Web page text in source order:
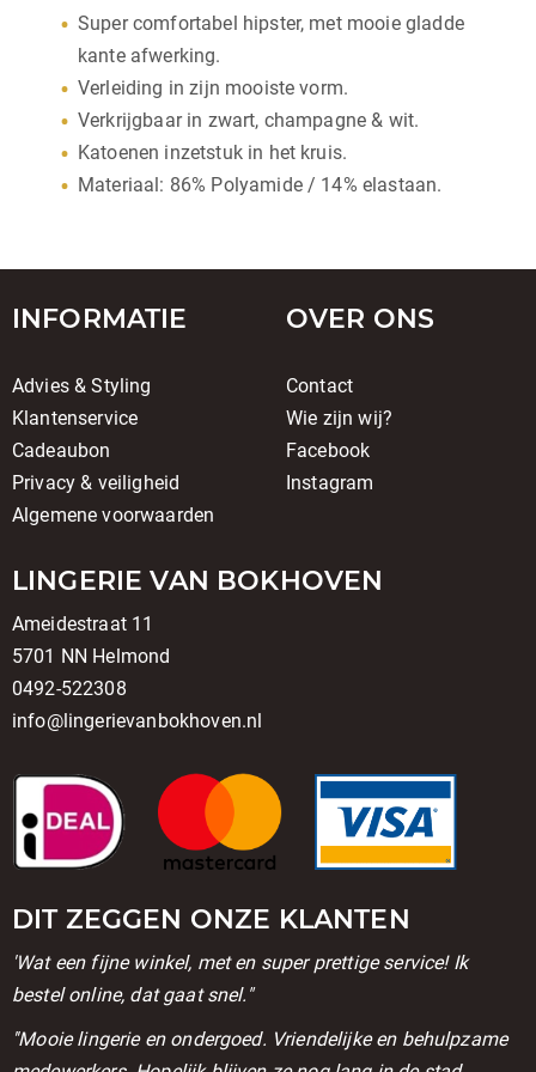
Super comfortabel hipster, met mooie gladde
kante afwerking.
Verleiding in zijn mooiste vorm.
Verkrijgbaar in zwart, champagne & wit.
Katoenen inzetstuk in het kruis.
Materiaal: 86% Polyamide / 14% elastaan.
INFORMATIE
Advies & Styling
Klantenservice
Cadeaubon
Privacy & veiligheid
Algemene voorwaarden
OVER ONS
Contact
Wie zijn wij?
Facebook
Instagram
LINGERIE VAN BOKHOVEN
Ameidestraat 11
5701 NN Helmond
0492-522308
info@lingerievanbokhoven.nl
DIT ZEGGEN ONZE KLANTEN
'Wat een fijne winkel, met en super prettige service! Ik
bestel online, dat gaat snel."
''Mooie lingerie en ondergoed. Vriendelijke en behulpzame